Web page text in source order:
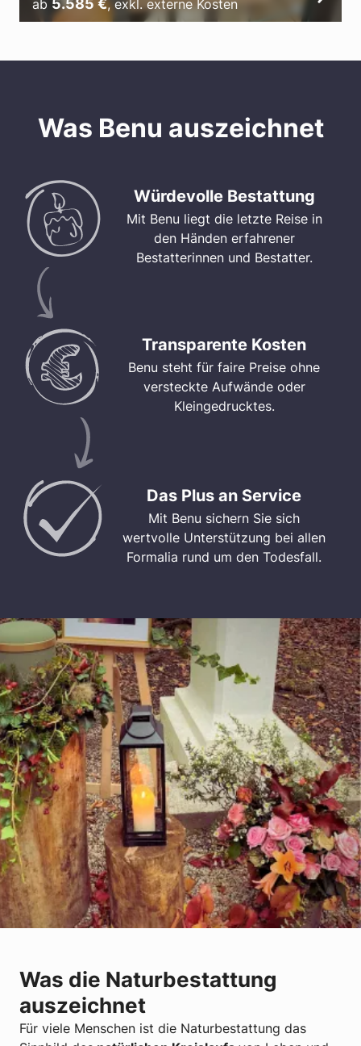
ab 5.585 €, exkl. externe Kosten
Was Benu auszeichnet
Würdevolle Bestattung
Mit Benu liegt die letzte Reise in
den Händen erfahrener
Bestatterinnen und Bestatter.
Transparente Kosten
Benu steht für faire Preise ohne
versteckte Aufwände oder
Kleingedrucktes.
Das Plus an Service
Mit Benu sichern Sie sich
wertvolle Unterstützung bei allen
Formalia rund um den Todesfall.
Was die Naturbestattung
auszeichnet
Für viele Menschen ist die Naturbestattung das